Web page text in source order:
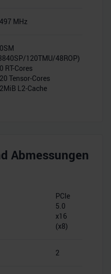
MHz
120TMU/48ROP)
RT-Cores
Tensor-Cores
L2-Cache
Abmessungen
PCIe
5.0
x16
(x8)
2